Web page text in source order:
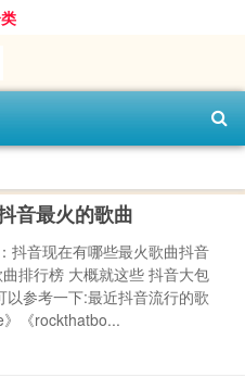
音最火的歌曲
抖音现在有哪些最火歌曲抖音
排行榜 大概就这些 抖音大包
以参考一下:最近抖音流行的歌
《rockthatbo...